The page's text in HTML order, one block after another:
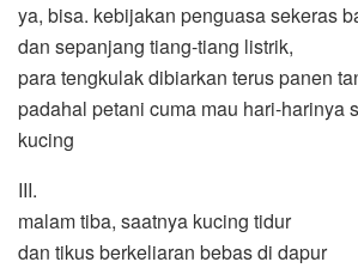
ya, bisa. kebijakan penguasa sekeras
dan sepanjang tiang-tiang listrik,
para tengkulak dibiarkan terus panen
padahal petani cuma mau hari-harinya
kucing
III.
malam tiba, saatnya kucing tidur
dan tikus berkeliaran bebas di dapur